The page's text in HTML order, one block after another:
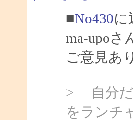
■No430に
ma-upoさ
ご意見あ
> 自分だ
をランチ